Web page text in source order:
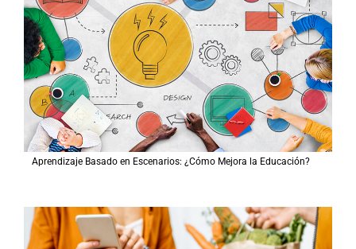
Aprendizaje Basado en Escenarios: ¿Cómo Mejora la Educación?